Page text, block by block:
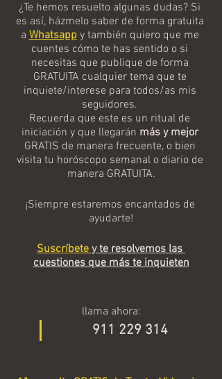
¿Te hemos resuelto algunas dudas? Si
es así, házmelo saber de forma gratuita
a Whatsapp y también quiero que me
cuentes cómo te has sentido o si
necesitas que publique de forma
GRATUITA cualquier tema que te
inquiete/interese para todos/as mis
seguidores.
Recuerda que este es un ritual de
iniciación y que llegarán más y mejor
GRATIS de manera frecuente, o bien
visita tu horóscopo semanal o diario de
manera GRATUITA.
¡Siempre estaremos encantados de
ayudarte!
Suscríbete y te resolvemos las
cuestiones que más te inquieten
llama ahora:
           911 229 314